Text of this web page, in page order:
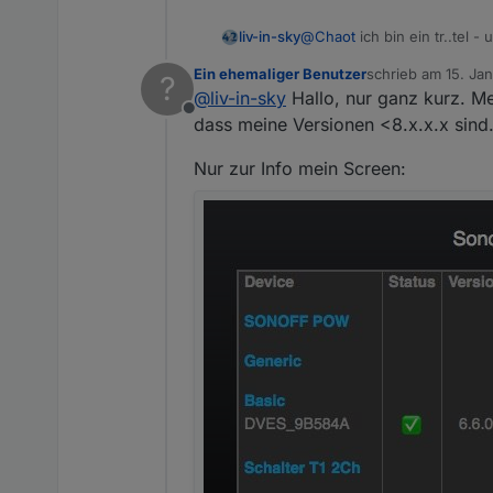
liv-in-sky@Chaot ich bin ein tr..tel -
und kannst du bitte dieses
einen datenpunkt anlegen
?
Offline
Ein ehemaliger Benutzerschrieb am 15.
zuletzt editiert von
@liv-in-sky Hallo, nur ganz kurz.
dass meine Versionen <8.x.x.x sind.
Nur zur Info mein Screen: